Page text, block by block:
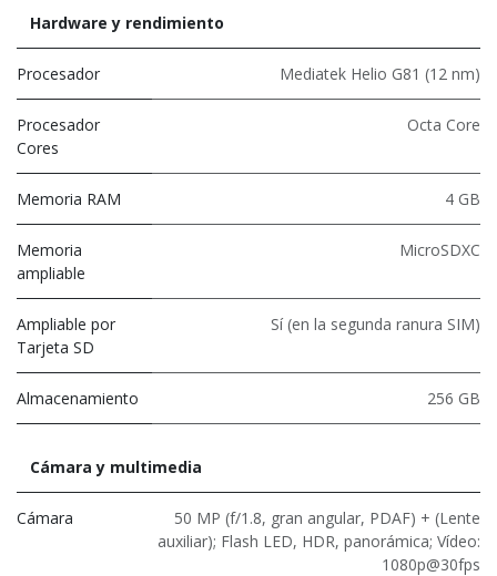
Hardware y rendimiento
Procesador Mediatek Helio G81 (12 nm)
Procesador
Cores
Octa Core
Memoria RAM 4 GB
Memoria
ampliable
MicroSDXC
Ampliable por
Tarjeta SD
Sí (en la segunda ranura SIM)
Almacenamiento 256 GB
Cámara y multimedia
Cámara
50 MP (f/1.8, gran angular, PDAF) + (Lente
auxiliar); Flash LED, HDR, panorámica; Vídeo:
1080p@30fps